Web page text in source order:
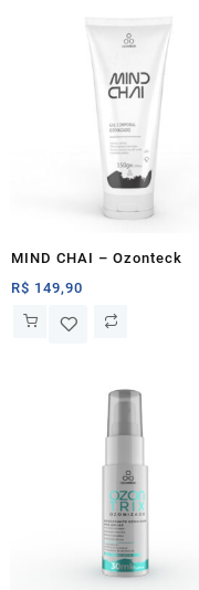
MIND CHAI – Ozonteck
R$ 149,90